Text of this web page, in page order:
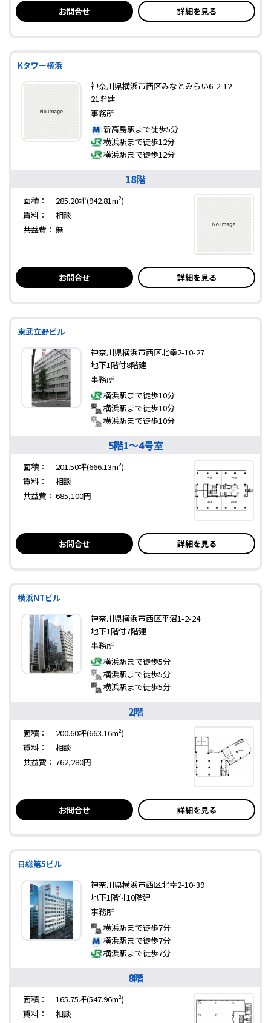
お問合せ 詳細を見る
Kタワー横浜
神奈川県横浜市西区みなとみらい6-2-12
21階建
事務所
新高島駅まで徒歩5分
横浜駅まで徒歩12分
横浜駅まで徒歩12分
18階
面積：
285.20坪(942.81m²)
賃料：
相談
共益費： 無
お問合せ 詳細を見る
東武立野ビル
神奈川県横浜市西区北幸2-10-27
地下1階付8階建
事務所
横浜駅まで徒歩10分
横浜駅まで徒歩10分
横浜駅まで徒歩10分
5階1～4号室
面積：
201.50坪(666.13m²)
賃料：
相談
共益費： 685,100円
お問合せ 詳細を見る
横浜NTビル
神奈川県横浜市西区平沼1-2-24
地下1階付7階建
事務所
横浜駅まで徒歩5分
横浜駅まで徒歩5分
横浜駅まで徒歩5分
2階
面積：
200.60坪(663.16m²)
賃料：
相談
共益費： 762,280円
お問合せ 詳細を見る
日総第5ビル
神奈川県横浜市西区北幸2-10-39
地下1階付10階建
事務所
横浜駅まで徒歩7分
横浜駅まで徒歩7分
横浜駅まで徒歩7分
8階
面積：
165.75坪(547.96m²)
賃料：
相談